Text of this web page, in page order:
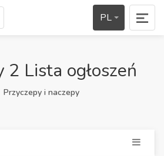
PL
Lista ogłoszeń
Przyczepy i naczepy